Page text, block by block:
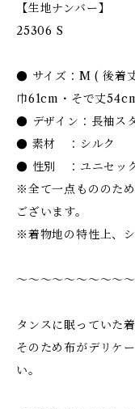
【生地ナンバー】
25306 S
● サイズ：M ( 後着
巾61cm・そで丈54cm
● デザイン：長袖ス
● 素材 ：シルク
● 性別 ：ユニセッ
※全て一点もののた
ございます。
※着物地の特性上、
〜〜〜〜〜〜〜〜〜
タンスに眠っていた
そのため布がデリケ
い。